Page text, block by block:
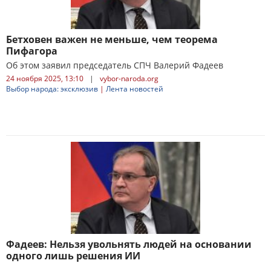
Бетховен важен не меньше, чем теорема
Пифагора
Об этом заявил председатель СПЧ Валерий Фадеев
24 ноября 2025, 13:10 |
vybor-naroda.org
Выбор народа: эксклюзив | Лента новостей
Фадеев: Нельзя увольнять людей на основании
одного лишь решения ИИ